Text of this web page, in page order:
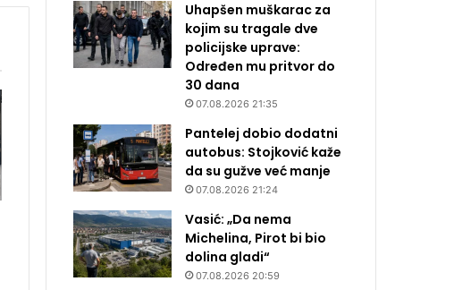
Uhapšen muškarac za
kojim su tragale dve
policijske uprave:
Određen mu pritvor do
30 dana
07.08.2026 21:35
Pantelej dobio dodatni
autobus: Stojković kaže
da su gužve već manje
07.08.2026 21:24
Vasić: „Da nema
Michelina, Pirot bi bio
dolina gladi“
07.08.2026 20:59